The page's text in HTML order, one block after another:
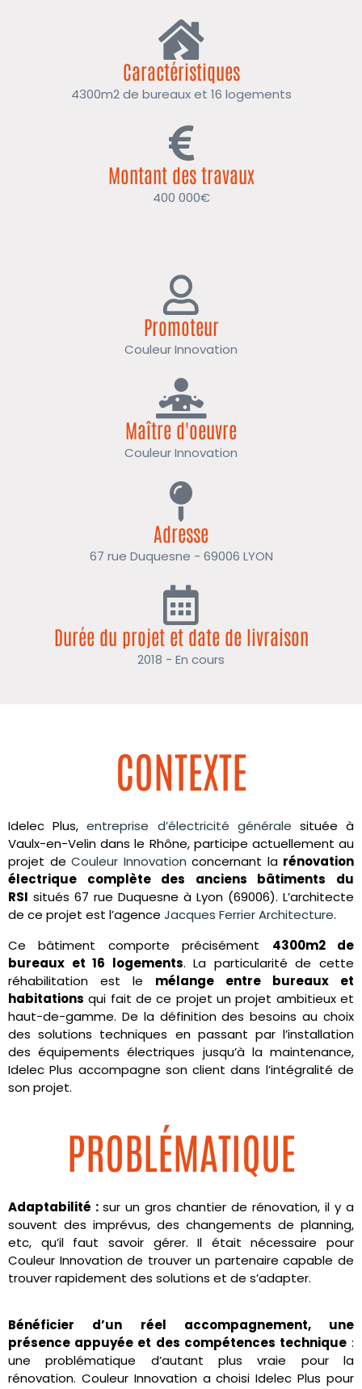
Caractéristiques
4300m2 de bureaux et 16 logements
Montant des travaux
400 000€
Promoteur
Couleur Innovation
Maître d'oeuvre
Couleur Innovation
Adresse
67 rue Duquesne - 69006 LYON
Durée du projet et date de livraison
2018 - En cours
CONTEXTE
Idelec Plus,entreprise d’électricité générale située à
Vaulx-en-Velin dans le Rhône, participe actuellement au
projet de Couleur Innovation concernant la rénovation
électrique complète des anciens bâtiments du
RSI situés 67 rue Duquesne à Lyon (69006). L’architecte
de ce projet est l’agence Jacques Ferrier Architecture.
Ce bâtiment comporte précisément 4300m2 de
bureaux et 16 logements. La particularité de cette
réhabilitation est le mélange entre bureaux et
habitations qui fait de ce projet un projet ambitieux et
haut-de-gamme. De la définition des besoins au choix
des solutions techniques en passant par l’installation
des équipements électriques jusqu’à la maintenance,
Idelec Plus accompagne son client dans l’intégralité de
son projet.
PROBLÉMATIQUE
Adaptabilité : sur un gros chantier de rénovation, il y a
souvent des imprévus, des changements de planning,
etc, qu’il faut savoir gérer. Il était nécessaire pour
Couleur Innovation de trouver un partenaire capable de
trouver rapidement des solutions et de s’adapter.
Bénéficier d’un réel accompagnement, une
présence appuyée et des compétences technique:
une problématique d’autant plus vraie pour la
rénovation. Couleur Innovation a choisi Idelec Plus pour